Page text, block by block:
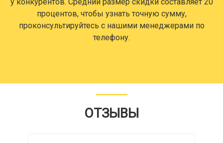
процентов, чтобы узнать точную сумму,
проконсультируйтесь с нашими менеджерами по
телефону.
ОТЗЫВЫ